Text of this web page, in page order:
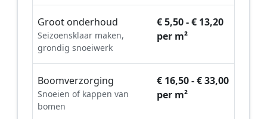
Groot onderhoud
Seizoensklaar maken,
grondig snoeiwerk
€ 5,50 - € 13,20
per m²
Boomverzorging
Snoeien of kappen van
bomen
€ 16,50 - € 33,00
per m²